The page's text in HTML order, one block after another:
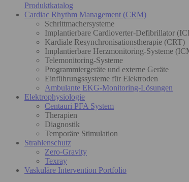
Produktkatalog
Cardiac Rhythm Management (CRM)
Schrittmachersysteme
Implantierbare Cardioverter-Defibrillator
Kardiale Resynchronisationstherapie (CRT)
Implantierbare Herzmonitoring-Systeme
Telemonitoring-Systeme
Programmiergeräte und externe Geräte
Einführungssysteme für Elektroden
Ambulante EKG-Monitoring-Lösungen
Elektrophysiologie
Centauri PFA System
Therapien
Diagnostik
Temporäre Stimulation
Strahlenschutz
Zero-Gravity
Texray
Vaskuläre Intervention Portfolio